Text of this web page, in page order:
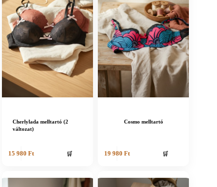
Cherlylada melltartó (2
változat)
15 980 Ft 🛒
Cosmo melltartó
19 980 Ft 🛒